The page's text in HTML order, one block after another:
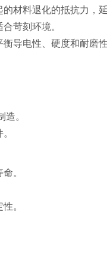
材料退化的抵抗力，
苛刻环境。
导电性、硬度和耐磨
。
。
。